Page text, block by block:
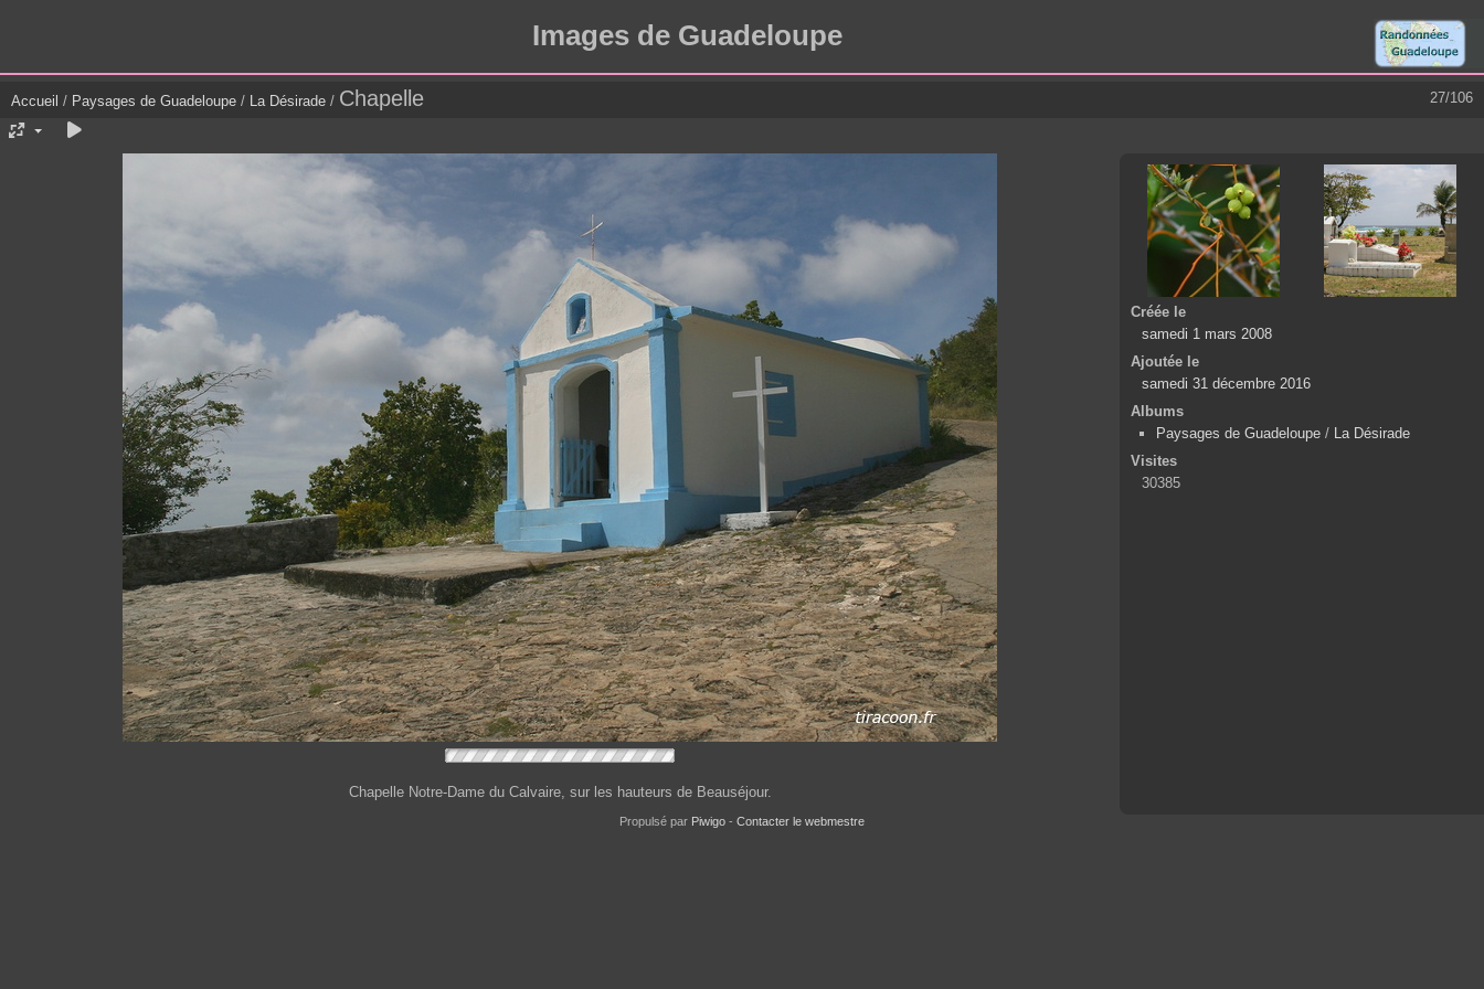
Images de Guadeloupe
27/106
Accueil / Paysages de Guadeloupe / La Désirade / Chapelle
Chapelle Notre-Dame du Calvaire, sur les hauteurs de Beauséjour.
Créée le
samedi 1 mars 2008
Ajoutée le
samedi 31 décembre 2016
Albums
Paysages de Guadeloupe / La Désirade
Visites
30385
Propulsé par Piwigo - Contacter le webmestre